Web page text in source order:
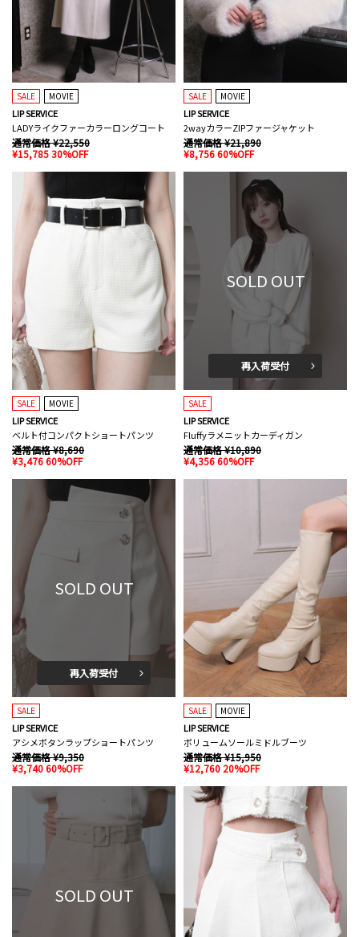
SALE MOVIE
LIP SERVICE
LADYライクファーカラーロングコート
通常価格 ¥22,550
¥15,785 30%OFF
SALE MOVIE
LIP SERVICE
2wayカラーZIPファージャケット
通常価格 ¥21,890
¥8,756 60%OFF
SALE MOVIE
LIP SERVICE
ベルト付コンパクトショートパンツ
通常価格 ¥8,690
¥3,476 60%OFF
SOLD OUT
再入荷受付
SALE
LIP SERVICE
Fluffyラメニットカーディガン
通常価格 ¥10,890
¥4,356 60%OFF
SOLD OUT
再入荷受付
SALE
LIP SERVICE
アシメボタンラップショートパンツ
通常価格 ¥9,350
¥3,740 60%OFF
SALE MOVIE
LIP SERVICE
ボリュームソールミドルブーツ
通常価格 ¥15,950
¥12,760 20%OFF
SOLD OUT